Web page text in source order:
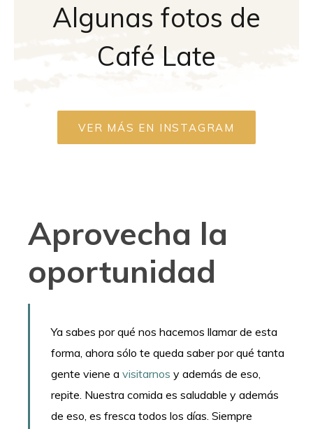
Algunas fotos de
Café Late
VER MÁS EN INSTAGRAM
Aprovecha la
oportunidad
Ya sabes por qué nos hacemos llamar de esta
forma, ahora sólo te queda saber por qué tanta
gente viene a visitarnos y además de eso,
repite. Nuestra comida es saludable y además
de eso, es fresca todos los días. Siempre